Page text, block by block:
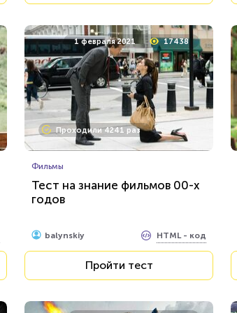
1 февраля 2021 17438
Проходили 4241 раз
Фильмы
Тест на знание фильмов 00-х
годов
balynskiy HTML - код
Пройти тест